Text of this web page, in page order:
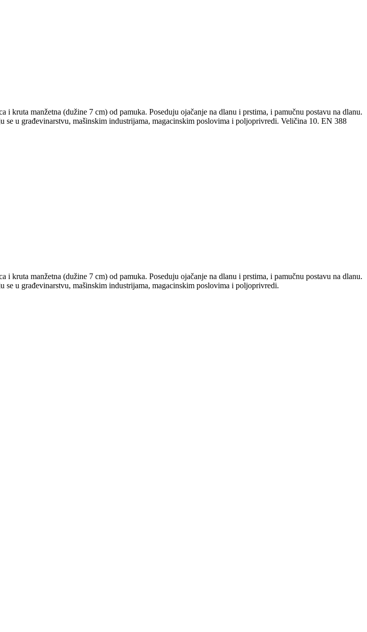
manžetna (dužine 7 cm) od pamuka. Poseduju ojačanje na dlanu i prstima, i pamučnu postavu na dlanu.
u građevinarstvu, mašinskim industrijama, magacinskim poslovima i poljoprivredi. Veličina 10. EN 388
manžetna (dužine 7 cm) od pamuka. Poseduju ojačanje na dlanu i prstima, i pamučnu postavu na dlanu.
u građevinarstvu, mašinskim industrijama, magacinskim poslovima i poljoprivredi.